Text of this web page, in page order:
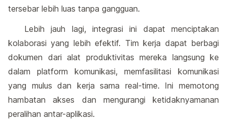
tersebar lebih luas tanpa gangguan.
Lebih jauh lagi, integrasi ini dapat menciptakan
kolaborasi yang lebih efektif. Tim kerja dapat berbagi
dokumen dari alat produktivitas mereka langsung ke
dalam platform komunikasi, memfasilitasi komunikasi
yang mulus dan kerja sama real-time. Ini memotong
hambatan akses dan mengurangi ketidaknyamanan
peralihan antar-aplikasi.